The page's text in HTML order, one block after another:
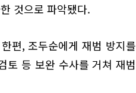
것으로 파악됐다.
편, 조두순에게 재범 방지를
토 등 보완 수사를 거쳐 재범